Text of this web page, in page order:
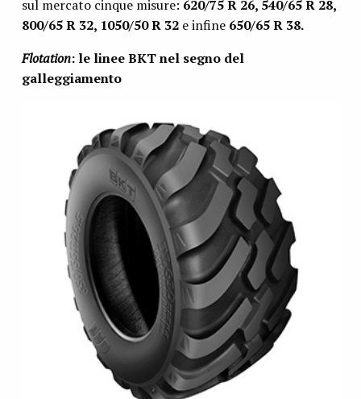
sul mercato cinque misure: 620/75 R 26, 540/65 R 28,
800/65 R 32, 1050/50 R 32 e infine650/65 R 38.
Flotation: le linee BKT nel segno del
galleggiamento